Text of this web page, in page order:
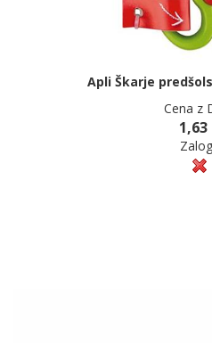
Apli Škarje
Cena z
1,63